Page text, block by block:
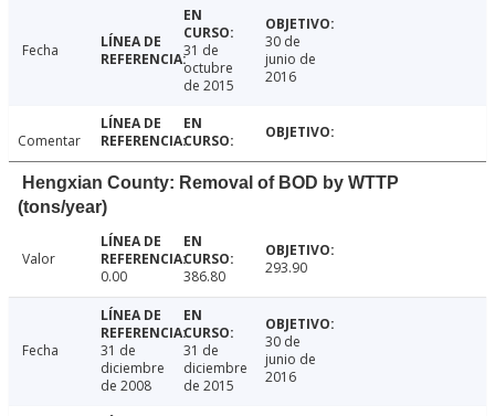
Fecha
31 de
octubre
de 2015
30 de
junio de
2016
Comentar
Hengxian County: Removal of BOD by WTTP
(tons/year)
Valor
0.00
386.80 293.90
Fecha
31 de
diciembre
de 2008
31 de
diciembre
de 2015
30 de
junio de
2016